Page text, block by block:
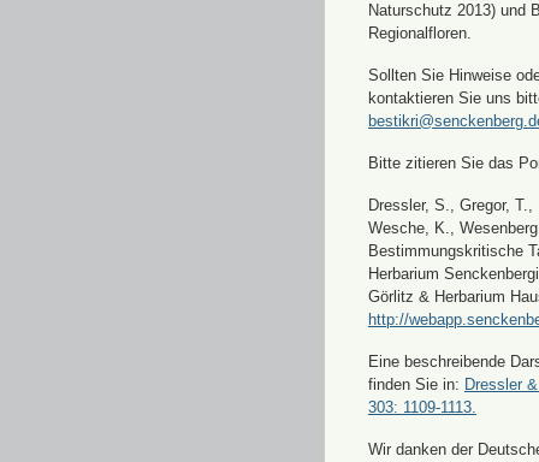
Naturschutz 2013) und
Regionalfloren.
Sollten Sie Hinweise
kontaktieren Sie uns
Bitte zitieren Sie das
Dressler, S., Gregor,
Wesche, K.,
Bestimmungskritische
Herbarium
Görlitz & Herbarium
http://
Eine beschreibende
finden Sie in: Dressler
303: 1109-1113.
Wir danken der